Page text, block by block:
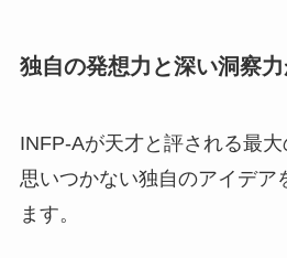
独自の発想力と深い洞察
INFP-Aが天才と評される最
思いつかない独自のアイデア
ます。